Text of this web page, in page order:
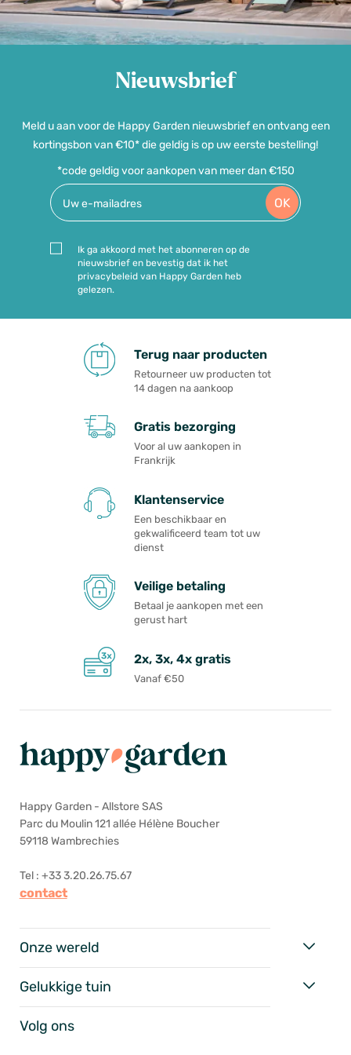
Nieuwsbrief
Meld u aan voor de Happy Garden nieuwsbrief en ontvang een
kortingsbon van €10* die geldig is op uw eerste bestelling!
*code geldig voor aankopen van meer dan €150
OK
Ik ga akkoord met het abonneren op de
nieuwsbrief en bevestig dat ik het
privacybeleid van Happy Garden heb
gelezen.
Terug naar producten
Retourneer uw producten tot
14 dagen na aankoop
Gratis bezorging
Voor al uw aankopen in
Frankrijk
Klantenservice
Een beschikbaar en
gekwalificeerd team tot uw
dienst
Veilige betaling
Betaal je aankopen met een
gerust hart
2x, 3x, 4x gratis
Vanaf €50
Happy Garden - Allstore SAS
Parc du Moulin 121 allée Hélène Boucher
59118 Wambrechies
Tel : +33 3.20.26.75.67
contact
Onze wereld
Gelukkige tuin
Volg ons